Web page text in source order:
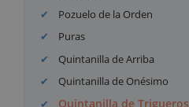
Pozuelo de la Orden
Puras
Quintanilla de Arriba
Quintanilla de Onésimo
Quintanilla de Trigueros